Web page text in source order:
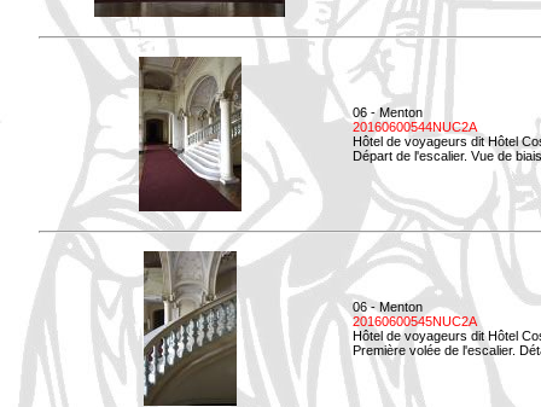
06 - Menton
20160600544NUC2A
Hôtel de voyageurs dit Hôtel
Départ de l'escalier. Vue de
06 - Menton
20160600545NUC2A
Hôtel de voyageurs dit Hôtel
Première volée de l'escalier.